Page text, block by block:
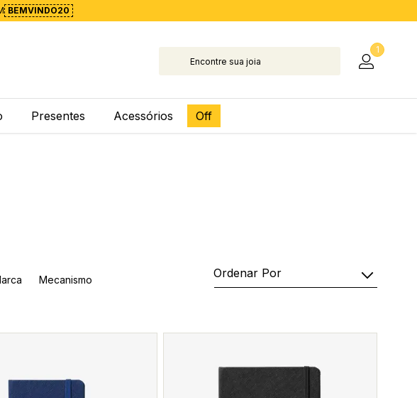
BEMVINDO20
1
Presentes Acessórios Off
Mecanismo
Ordenar Por